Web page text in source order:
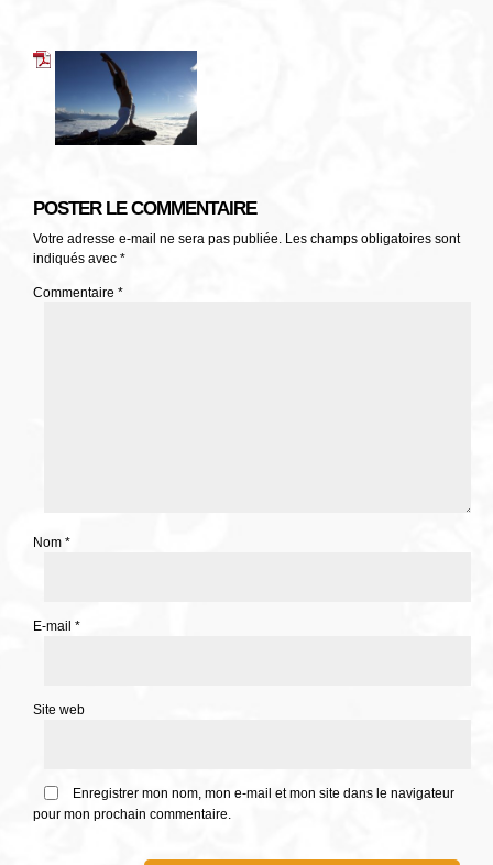
POSTER LE COMMENTAIRE
Votre adresse e-mail ne sera pas publiée. Les champs obligatoires sont
indiqués avec *
Commentaire *
Nom *
E-mail *
Site web
Enregistrer mon nom, mon e-mail et mon site dans le navigateur
pour mon prochain commentaire.